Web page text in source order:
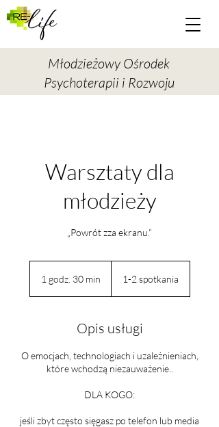
Młodzieżowy Ośrodek
Psychoterapii i Rozwoju
Warsztaty dla
młodzieży
„Powrót zza ekranu.”
1 godz. 30 min
z
0
m
n
1-2 spotkania
Opis usługi
O emocjach, technologiach i uzależnieniach,
które wchodzą niezauważenie..
DLA KOGO:
jeśli zbyt często sięgasz po telefon lub media